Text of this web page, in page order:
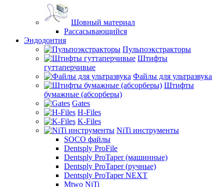
Шовный материал
Рассасывающийся
Эндодонтия
Пульпоэкстракторы
Штифты
гуттаперчивые
Файлы для ультразвука
Штифты
бумажные (абсорберы)
Gates
H-Files
K-Files
NiTi инструменты
SOCO файлы
Dentsply ProFile
Dentsply ProTaper (машинные)
Dentsply ProTaper (ручные)
Dentsply ProTaper NEXT
Mtwo NiTi